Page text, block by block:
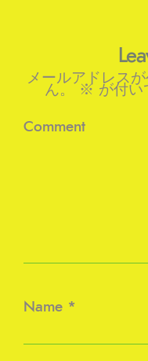
メールアドレス
ん。 ※ が付い
Comment
Name *